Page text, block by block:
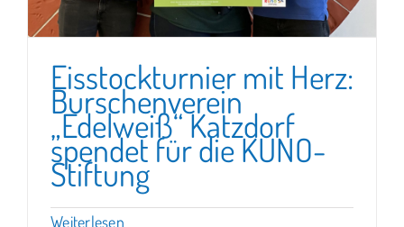
Eisstockturnier mit Herz:
Burschenverein
„Edelweiß“ Katzdorf
spendet für die KUNO-
Stiftung
Weiterlesen